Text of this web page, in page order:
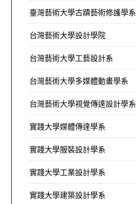
臺灣藝術大學古蹟藝術修護學系
台灣藝術大學設計學院
台灣藝術大學工藝設計系
台灣藝術大學多媒體動畫學系
台灣藝術大學視覺傳達設計學系
實踐大學媒體傳達學系
實踐大學服裝設計學系
實踐大學工業設計學系
實踐大學建築設計學系